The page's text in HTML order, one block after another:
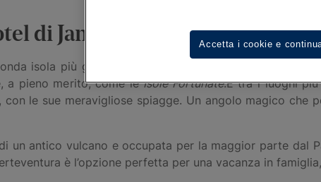
di Jandía
isola più grande delle Canarie e la più vicina alla
a pieno merito, come leIsole Fortunate.E tra i luoghi
con le sue meravigliose spiagge. Un angolo magico
un antico vulcano e occupata per la maggior parte
è l’opzione perfetta per una vacanza in
Accetta i cookie e